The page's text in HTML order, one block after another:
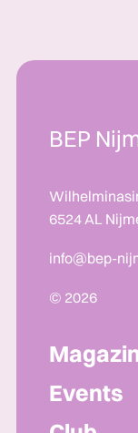
BEP
6524 AL
info@bep-
© 2026
Events